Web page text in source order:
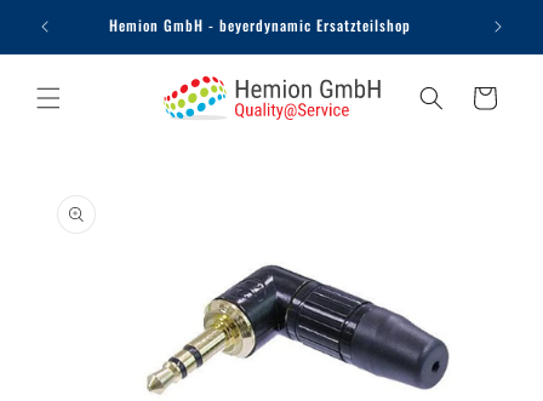
zum
Hemion GmbH - beyerdynamic Ersatzteilshop
Warenkorb